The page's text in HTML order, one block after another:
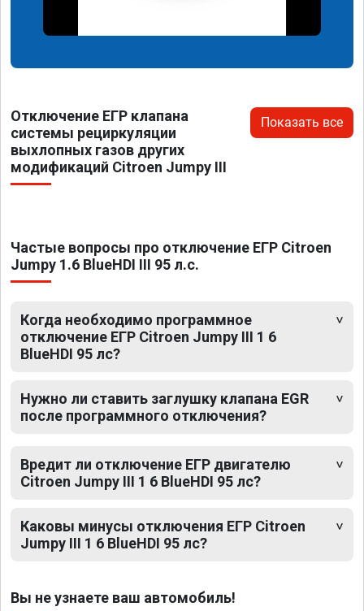
Отключение ЕГР клапана
системы рециркуляции
выхлопных газов других
модификаций Citroen Jumpy III
Показать все
Частые вопросы про отключение ЕГР Citroen
Jumpy 1.6 BlueHDI III 95 л.с.
Когда необходимо программное
отключение ЕГР Citroen Jumpy III 1 6
BlueHDI 95 лс?
Нужно ли ставить заглушку клапана EGR
после программного отключения?
Вредит ли отключение ЕГР двигателю
Citroen Jumpy III 1 6 BlueHDI 95 лс?
Каковы минусы отключения ЕГР Citroen
Jumpy III 1 6 BlueHDI 95 лс?
Вы не узнаете ваш автомобиль!